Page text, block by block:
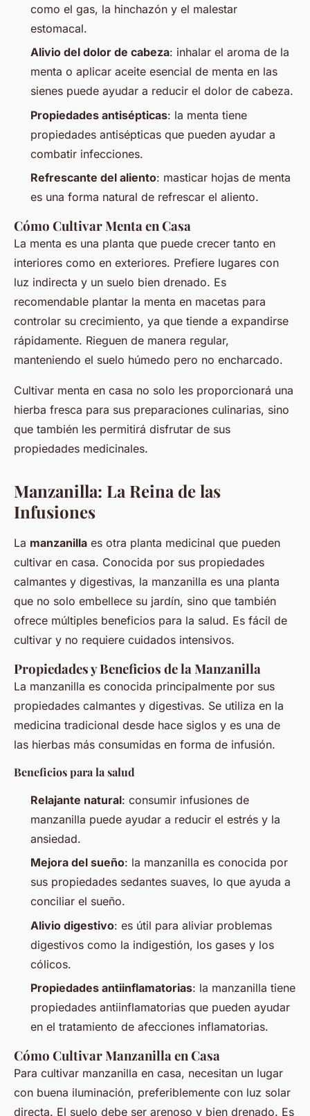
como el gas, la hinchazón y el malestar
estomacal.
Alivio del dolor de cabeza: inhalar el aroma de la
menta o aplicar aceite esencial de menta en las
sienes puede ayudar a reducir el dolor de cabeza.
Propiedades antisépticas: la menta tiene
propiedades antisépticas que pueden ayudar a
combatir infecciones.
Refrescante del aliento: masticar hojas de menta
es una forma natural de refrescar el aliento.
Cómo Cultivar Menta en Casa
La menta es una planta que puede crecer tanto en
interiores como en exteriores. Prefiere lugares con
luz indirecta y un suelo bien drenado. Es
recomendable plantar la menta en macetas para
controlar su crecimiento, ya que tiende a expandirse
rápidamente. Rieguen de manera regular,
manteniendo el suelo húmedo pero no encharcado.
Cultivar menta en casa no solo les proporcionará una
hierba fresca para sus preparaciones culinarias, sino
que también les permitirá disfrutar de sus
propiedades medicinales.
Manzanilla: La Reina de las
Infusiones
La manzanilla es otra planta medicinal que pueden
cultivar en casa. Conocida por sus propiedades
calmantes y digestivas, la manzanilla es una planta
que no solo embellece su jardín, sino que también
ofrece múltiples beneficios para la salud. Es fácil de
cultivar y no requiere cuidados intensivos.
Propiedades y Beneficios de la Manzanilla
La manzanilla es conocida principalmente por sus
propiedades calmantes y digestivas. Se utiliza en la
medicina tradicional desde hace siglos y es una de
las hierbas más consumidas en forma de infusión.
Beneficios para la salud
Relajante natural: consumir infusiones de
manzanilla puede ayudar a reducir el estrés y la
ansiedad.
Mejora del sueño: la manzanilla es conocida por
sus propiedades sedantes suaves, lo que ayuda a
conciliar el sueño.
Alivio digestivo: es útil para aliviar problemas
digestivos como la indigestión, los gases y los
cólicos.
Propiedades antiinflamatorias: la manzanilla tiene
propiedades antiinflamatorias que pueden ayudar
en el tratamiento de afecciones inflamatorias.
Cómo Cultivar Manzanilla en Casa
Para cultivar manzanilla en casa, necesitan un lugar
con buena iluminación, preferiblemente con luz solar
directa. El suelo debe ser arenoso y bien drenado. Es